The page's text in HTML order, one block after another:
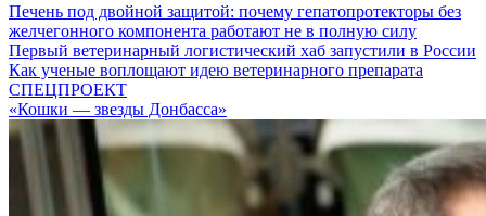
Печень под двойной защитой: почему гепатопротекторы без
желчегонного компонента работают не в полную силу
Первый ветеринарный логистический хаб запустили в России
Как ученые воплощают идею ветеринарного препарата
СПЕЦПРОЕКТ
«Кошки — звезды Донбасса»